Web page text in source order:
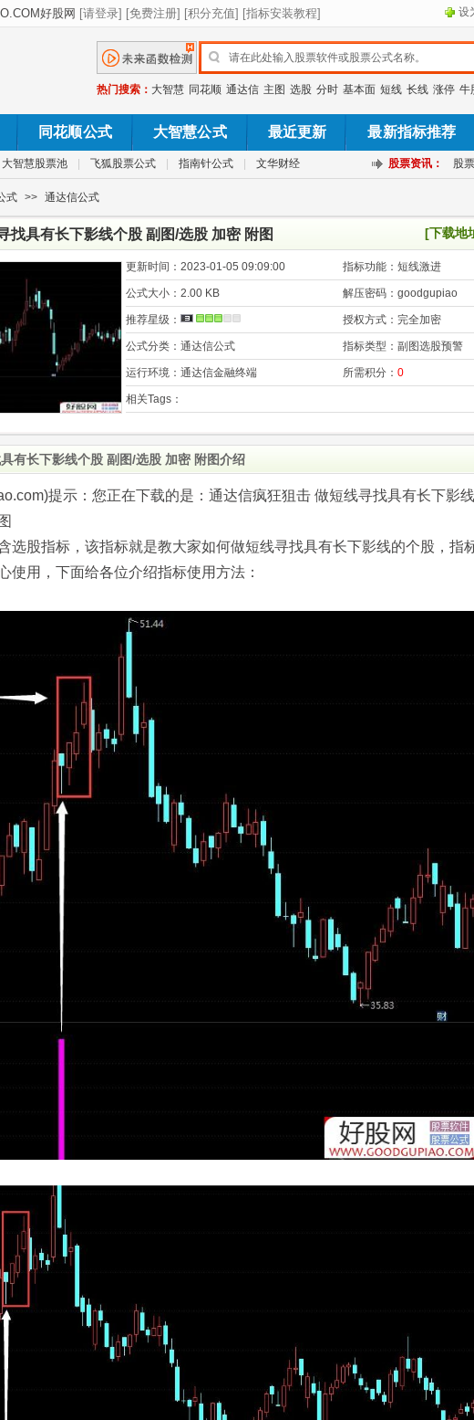
设
热门搜索： 大智慧 同花顺 通达信 主图 选股 分时 基本面 短线 长线 涨停 牛
同花顺公式 大智慧公式 最近更新 最新指标推荐
大智慧股票池 飞狐股票公式 指南针公式 文华财经 股票资讯： 股
式 >> 通达信公式
找具有长下影线个股 副图/选股 加密 附图 [下载地
更新时间： 2023-01-05 09:09:00 指标功能： 短线激进
公式大小： 2.00 KB 解压密码： goodgupiao
推荐星级： 授权方式： 完全加密
公式分类： 通达信公式 指标类型： 副图选股预警
运行环境： 通达信金融终端 所需积分： 0
相关Tags：
有长下影线个股 副图/选股 加密 附图介绍
提示：您正在下载的是：通达信疯狂狙击 做短线寻找具有长下影线
选股指标，该指标就是教大家如何做短线寻找具有长下影线的个股，指
使用，下面给各位介绍指标使用方法：